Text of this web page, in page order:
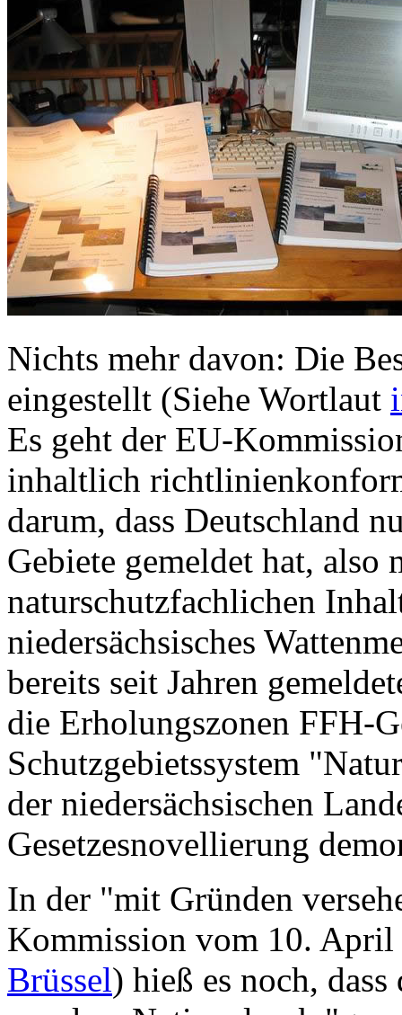
Nichts mehr davon: Die
eingestellt (Siehe Wortlaut
Es geht der EU-
inhaltlich
darum, dass Deutschland
Gebiete gemeldet hat, also
naturschutzfachlichen
niedersächsisches
bereits seit Jahren
die Erholungszonen FFH-
Schutzgebietssystem
der niedersächsischen
Gesetzesnovellierung
In der "mit Gründen
Kommission vom 10.
Brüssel) hieß es noch,